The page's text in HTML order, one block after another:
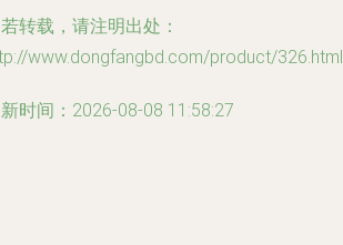
转载，请注明出处：
www.dongfangbd.com/product/326.html
时间：2026-08-08 11:58:27